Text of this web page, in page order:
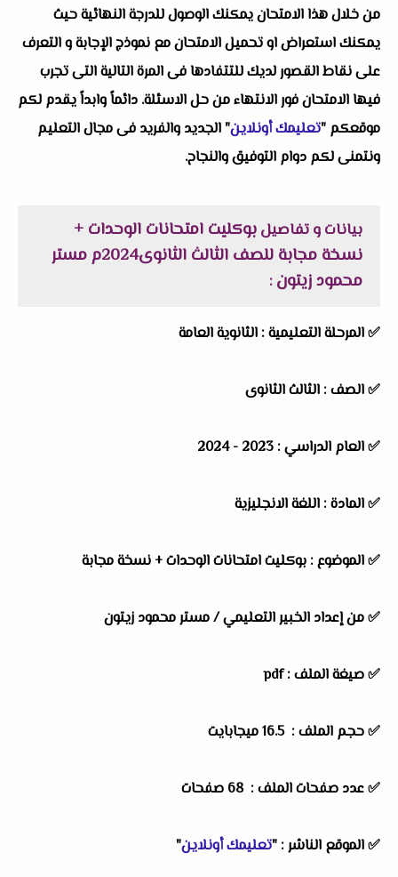
من خلال هذا الامتحان يمكنك الوصول للدرجة النهائية حيث
يمكنك استعراض او تحميل الامتحان مع نموذج الإجابة و التعرف
على نقاط القصور لديك للتتفادها فى المرة التالية التى تجرب
فيها الامتحان فور الانتهاء من حل الاسئلة. دائماً وابداً يقدم لكم
موقعكم "تعليمك أونلاين" الجديد والفريد فى مجال التعليم
ونتمنى لكم دوام التوفيق والنجاح.
بيانات و تفاصيلبوكليت امتحانات الوحدات +
نسخة مجابة للصف الثالث الثانوى2024م مستر
محمود زيتون:
✅المرحلة التعليمية : الثانوية العامة
✅الصف : الثالث الثانوى
✅العام الدراسي :
✅المادة : اللغة الانجليزية
✅الموضوع : بوكليت امتحانات الوحدات + نسخة مجابة
✅من إعداد الخبير التعليمي /مستر محمود زيتون
✅ صيغة الملف : pdf
✅ حجم الملف : 16.5 ميجابايت
✅ عدد صفحات الملف : 68 صفحات
✅الموقع الناشر : "تعليمك أونلاين"